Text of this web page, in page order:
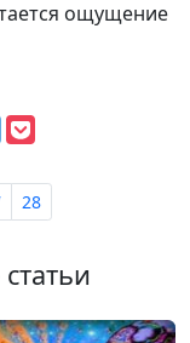
ощущение
28